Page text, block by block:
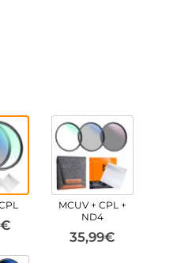
MCUV + CPL +
ND4
35,99€